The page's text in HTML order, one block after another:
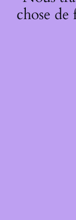
chose de